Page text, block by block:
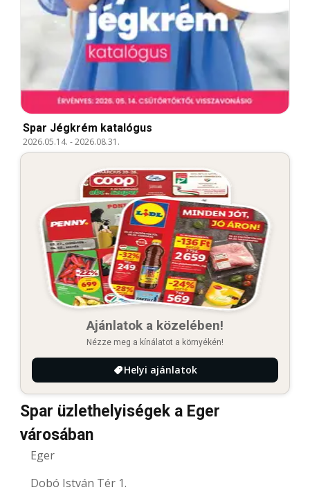
Spar Jégkrém katalógus
2026.05.14. -2026.08.31.
Ajánlatok a közelében!
Nézze meg a kínálatot a környékén!
Helyi ajánlatok
Spar üzlethelyiségek a Eger
városában
Eger
Dobó István Tér 1.